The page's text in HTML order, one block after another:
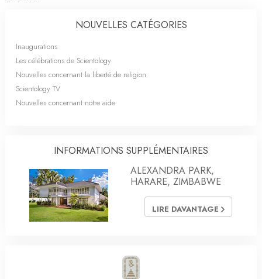
NOUVELLES CATÉGORIES
Inaugurations
Les célébrations de Scientology
Nouvelles concernant la liberté de religion
Scientology TV
Nouvelles concernant notre aide
INFORMATIONS SUPPLÉMENTAIRES
ALEXANDRA PARK,
HARARE, ZIMBABWE
LIRE DAVANTAGE